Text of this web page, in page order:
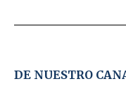
DE NUESTRO